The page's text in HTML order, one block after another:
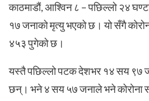
काठमाडौं, आश्विन ८ – पछिल्लो २४
१७ जनाको मृत्यु भएको छ। यो सँगै
४५३ पुगेको छ।
यस्तै पछिल्लो पटक देशभर १४ सय ९७
छन्। भने ४ सय ५७ जनाले भने